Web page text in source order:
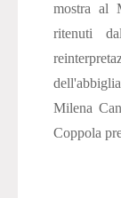
mostra al
ritenuti
Milena
Coppola